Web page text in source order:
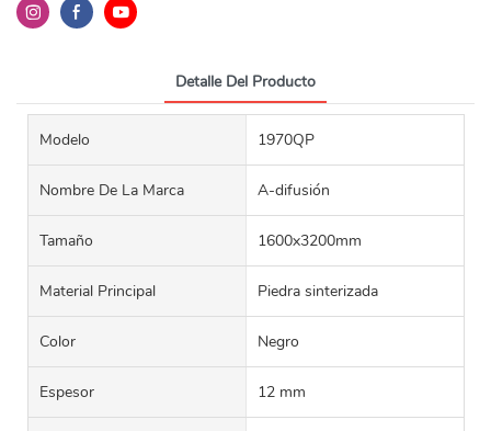
Detalle Del Producto
Modelo 1970QP
Nombre De La Marca A-difusión
Tamaño 1600x3200mm
Material Principal Piedra sinterizada
Color Negro
Espesor 12 mm